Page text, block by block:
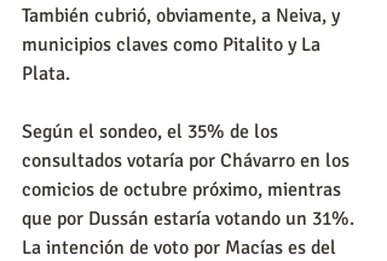
También cubrió, obviamente, a Neiva, y
municipios claves como Pitalito y La
Plata.
Según el sondeo, el 35% de los
consultados votaría por Chávarro en los
comicios de octubre próximo, mientras
que por Dussán estaría votando un 31%.
La intención de voto por Macías es del